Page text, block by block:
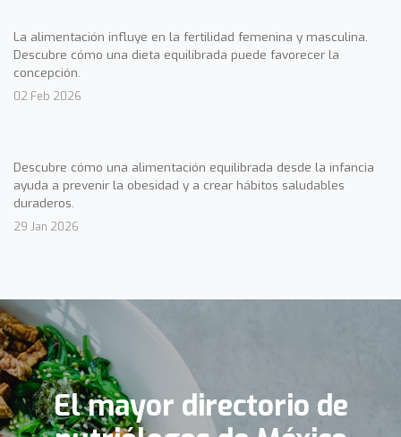
La alimentación influye en la fertilidad femenina y masculina.
Descubre cómo una dieta equilibrada puede favorecer la
concepción.
02 Feb 2026
Descubre cómo una alimentación equilibrada desde la infancia
ayuda a prevenir la obesidad y a crear hábitos saludables
duraderos.
29 Jan 2026
El mayor directorio de